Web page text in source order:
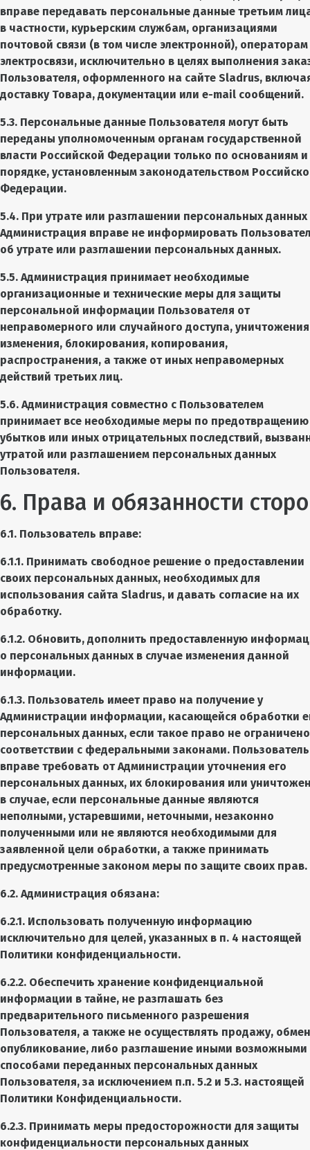
вправе передавать персональные данные третьим
в частности, курьерским службам, организациями
почтовой связи (в том числе электронной), операторам
электросвязи, исключительно в целях выполнения
Пользователя, оформленного на сайте Sladrus,
доставку Товара, документации или e-mail сообщений.
5.3. Персональные данные Пользователя могут быть
переданы уполномоченным органам государственной
власти Российской Федерации только по основаниям и
порядке, установленным законодательством
Федерации.
5.4. При утрате или разглашении персональных данных
Администрация вправе не информировать
об утрате или разглашении персональных данных.
5.5. Администрация принимает необходимые
организационные и технические меры для защиты
персональной информации Пользователя от
неправомерного или случайного доступа,
изменения, блокирования, копирования,
распространения, а также от иных неправомерных
действий третьих лиц.
5.6. Администрация совместно с Пользователем
принимает все необходимые меры по предотвращению
убытков или иных отрицательных последствий,
утратой или разглашением персональных данных
Пользователя.
6. Права и обязанности
6.1. Пользователь вправе:
6.1.1. Принимать свободное решение о предоставлении
своих персональных данных, необходимых для
использования сайта Sladrus, и давать согласие на их
обработку.
6.1.2. Обновить, дополнить предоставленную
о персональных данных в случае изменения данной
информации.
6.1.3. Пользователь имеет право на получение у
Администрации информации, касающейся обработки
персональных данных, если такое право не
соответствии с федеральными законами. Пользователь
вправе требовать от Администрации уточнения его
персональных данных, их блокирования или
в случае, если персональные данные являются
неполными, устаревшими, неточными, незаконно
полученными или не являются необходимыми для
заявленной цели обработки, а также принимать
предусмотренные законом меры по защите своих прав.
6.2. Администрация обязана:
6.2.1. Использовать полученную информацию
исключительно для целей, указанных в п. 4 настоящей
Политики конфиденциальности.
6.2.2. Обеспечить хранение конфиденциальной
информации в тайне, не разглашать без
предварительного письменного разрешения
Пользователя, а также не осуществлять продажу,
опубликование, либо разглашение иными возможными
способами переданных персональных данных
Пользователя, за исключением п.п. 5.2 и 5.3. настоящей
Политики Конфиденциальности.
6.2.3. Принимать меры предосторожности для защиты
конфиденциальности персональных данных